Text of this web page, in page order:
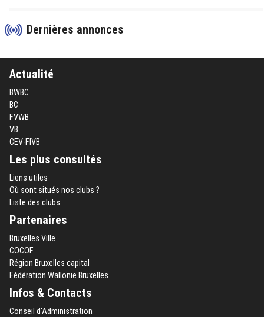
Dernières annonces
Actualité
BWBC
BC
FVWB
VB
CEV-FIVB
Les plus consultés
Liens utiles
Où sont situés nos clubs ?
Liste des clubs
Partenaires
Bruxelles Ville
COCOF
Région Bruxelles capital
Fédération Wallonie Bruxelles
Infos & Contacts
Conseil d'Administration